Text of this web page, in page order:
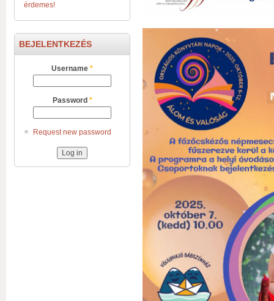
érdemes!
BEJELENTKEZÉS
Username *
Password *
Request new password